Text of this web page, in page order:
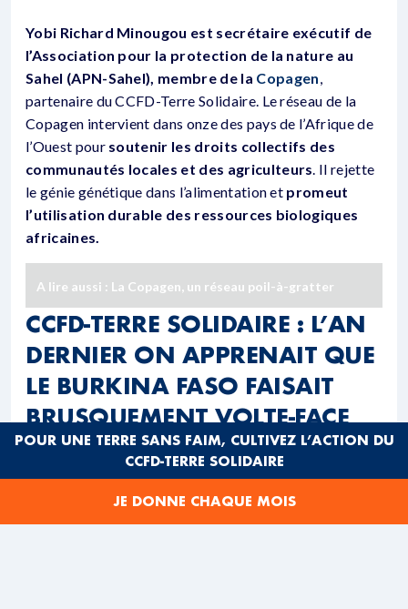
Yobi Richard Minougou est secrétaire exécutif de
l’Association pour la protection de la nature au
Sahel (APN-Sahel), membre de la Copagen,
partenaire du CCFD-Terre Solidaire. Le réseau de la
Copagen intervient dans onze des pays de l’Afrique de
l’Ouest pour soutenir les droits collectifs des
communautés locales et des agriculteurs. Il rejette
le génie génétique dans l’alimentation et promeut
l’utilisation durable des ressources biologiques
africaines.
A lire aussi : La Copagen, un réseau poil-à-gratter
CCFD-TERRE SOLIDAIRE : L’AN
DERNIER ON APPRENAIT QUE
LE BURKINA FASO FAISAIT
BRUSQUEMENT VOLTE-FACE
EN ANNONÇANT LA FIN DU
COTON OGM. CE RETOUR
AUX PRATIQUES
POUR UNE TERRE SANS FAIM, CULTIVEZ L’ACTION DU
CCFD-TERRE SOLIDAIRE
JE DONNE CHAQUE MOIS